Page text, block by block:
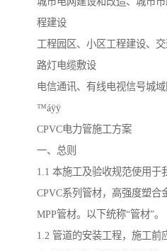
程建设
工程园区、小区工程建设、
路灯电缆敷设
电信通讯、有线电视信号城
™áÿÿ
CPVC电力管施工方案
一、总则
1.1 本施工及验收规范使用于
CPVC系列管材，高强度塑合
MPP管材。以下统称“管材”。
1.2 管道的安装工程，施工前